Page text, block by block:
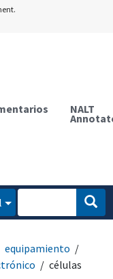
NALT
equipamiento
células